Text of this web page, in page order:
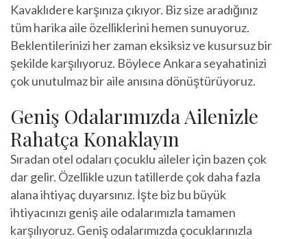
Kavaklıdere karşınıza çıkıyor. Biz size aradığınız
tüm harika aile özelliklerini hemen sunuyoruz.
Beklentilerinizi her zaman eksiksiz ve kusursuz bir
şekilde karşılıyoruz. Böylece Ankara seyahatinizi
çok unutulmaz bir aile anısına dönüştürüyoruz.
Geniş Odalarımızda Ailenizle
Rahatça Konaklayın
Sıradan otel odaları çocuklu aileler için bazen çok
dar gelir. Özellikle uzun tatillerde çok daha fazla
alana ihtiyaç duyarsınız. İşte biz bu büyük
ihtiyacınızı geniş aile odalarımızla tamamen
karşılıyoruz. Geniş odalarımızda çocuklarınızla